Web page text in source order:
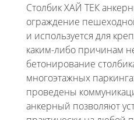
Столбик ХАЙ ТЕК
ограждение
и используется для
каким-либо причинам
бетонирование
многоэтажных
проведены
анкерный позволяют